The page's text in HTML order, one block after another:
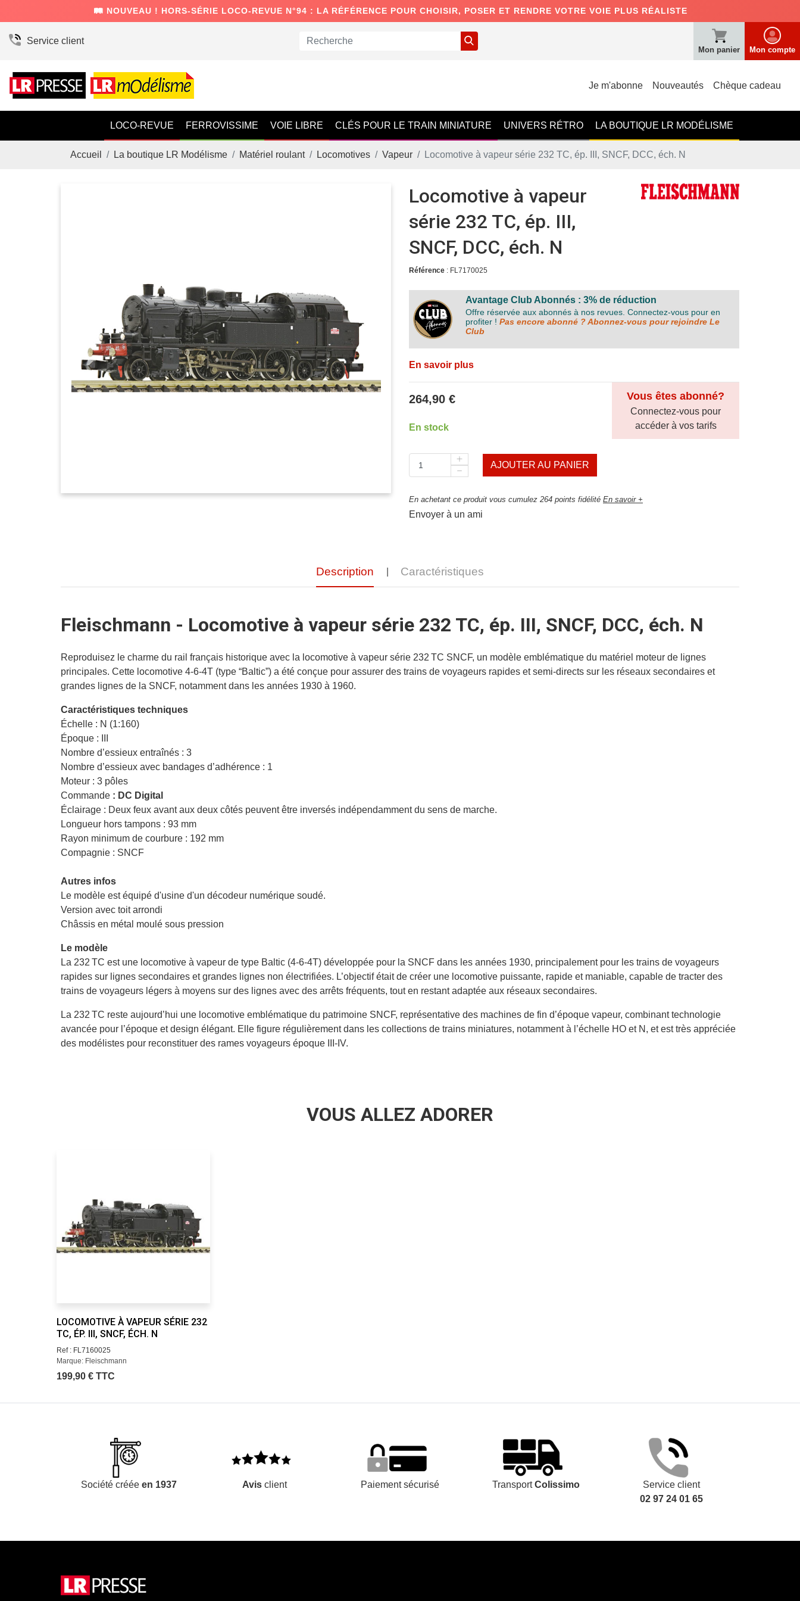
🛤️ NOUVEAU ! HORS-SÉRIE LOCO-REVUE N°94 : LA RÉFÉRENCE POUR CHOISIR, POSER ET RENDRE VOTRE VOIE PLUS RÉALISTE
Service client
Mon panier Mon compte
Je m'abonne Nouveautés Chèque cadeau
LOCO-REVUE FERROVISSIME VOIE LIBRE CLÉS POUR LE TRAIN MINIATURE UNIVERS RÉTRO LA BOUTIQUE LR MODÉLISME
Accueil La boutique LR Modélisme Matériel roulant Locomotives Vapeur Locomotive à vapeur série 232 TC, ép. III, SNCF, DCC, éch. N
Locomotive à vapeur
série 232 TC, ép. III,
SNCF, DCC, éch. N
Référence : FL7170025
Avantage Club Abonnés : 3% de réduction
Offre réservée aux abonnés à nos revues. Connectez-vous pour en
profiter ! Pas encore abonné ? Abonnez-vous pour rejoindre Le
Club
En savoir plus
264,90 €
En stock
Vous êtes abonné?
Connectez-vous pour
accéder à vos tarifs
AJOUTER AU PANIER
En achetant ce produit vous cumulez 264 points fidélité En savoir +
Envoyer à un ami
Description Caractéristiques
Fleischmann - Locomotive à vapeur série 232 TC, ép. III, SNCF, DCC, éch. N
Reproduisez le charme du rail français historique avec la locomotive à vapeur série 232 TC SNCF, un modèle emblématique du matériel moteur de lignes
principales. Cette locomotive 4-6-4T (type “Baltic”) a été conçue pour assurer des trains de voyageurs rapides et semi-directs sur les réseaux secondaires et
grandes lignes de la SNCF, notamment dans les années 1930 à 1960.
Caractéristiques techniques
Échelle : N (1:160)
Époque : III
Nombre d’essieux entraînés : 3
Nombre d’essieux avec bandages d’adhérence : 1
Moteur : 3 pôles
Commande : DC Digital
Éclairage : Deux feux avant aux deux côtés peuvent être inversés indépendamment du sens de marche.
Longueur hors tampons : 93 mm
Rayon minimum de courbure : 192 mm
Compagnie : SNCF
Autres infos
Le modèle est équipé d'usine d'un décodeur numérique soudé.
Version avec toit arrondi
Châssis en métal moulé sous pression
Le modèle
La 232 TC est une locomotive à vapeur de type Baltic (4-6-4T) développée pour la SNCF dans les années 1930, principalement pour les trains de voyageurs
rapides sur lignes secondaires et grandes lignes non électrifiées. L’objectif était de créer une locomotive puissante, rapide et maniable, capable de tracter des
trains de voyageurs légers à moyens sur des lignes avec des arrêts fréquents, tout en restant adaptée aux réseaux secondaires.
La 232 TC reste aujourd’hui une locomotive emblématique du patrimoine SNCF, représentative des machines de fin d’époque vapeur, combinant technologie
avancée pour l’époque et design élégant. Elle figure régulièrement dans les collections de trains miniatures, notamment à l’échelle HO et N, et est très appréciée
des modélistes pour reconstituer des rames voyageurs époque III-IV.
VOUS ALLEZ ADORER
LOCOMOTIVE À VAPEUR SÉRIE 232
TC, ÉP. III, SNCF, ÉCH. N
Ref : FL7160025
Marque: Fleischmann
199,90 € TTC
Société créée en 1937 Avisclient Paiement sécurisé TransportColissimo
Service client
02 97 24 01 65